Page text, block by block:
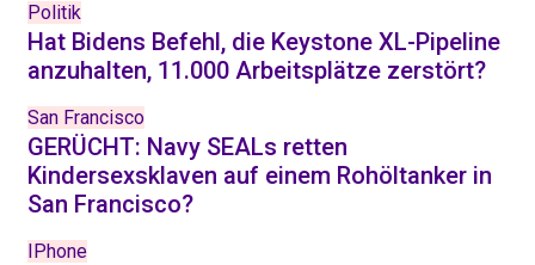
Politik
Hat Bidens Befehl, die Keystone XL-Pipeline
anzuhalten, 11.000 Arbeitsplätze zerstört?
San Francisco
GERÜCHT: Navy SEALs retten
Kindersexsklaven auf einem Rohöltanker in
San Francisco?
IPhone